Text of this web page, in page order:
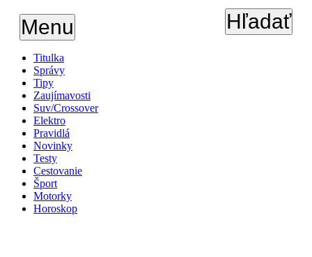
Menu Hľadať
Titulka
Správy
Tipy
Zaujímavosti
Suv/Crossover
Elektro
Pravidlá
Novinky
Testy
Cestovanie
Šport
Motorky
Horoskop